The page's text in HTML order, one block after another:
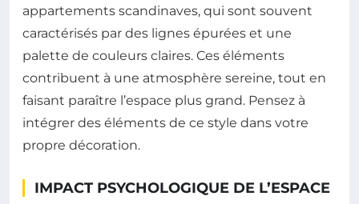
appartements scandinaves, qui sont souvent
caractérisés par des lignes épurées et une
palette de couleurs claires. Ces éléments
contribuent à une atmosphère sereine, tout en
faisant paraître l’espace plus grand. Pensez à
intégrer des éléments de ce style dans votre
propre décoration.
IMPACT PSYCHOLOGIQUE DE L’ESPACE